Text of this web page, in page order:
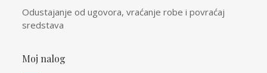
Odustajanje od ugovora, vraćanje robe i povraćaj
sredstava
Moj nalog